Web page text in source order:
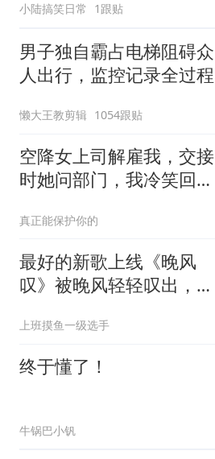
小陆搞笑日常 1跟贴
男子独自霸占电梯阻碍众
人出行，监控记录全过程
懒大王教剪辑 1054跟贴
空降女上司解雇我，交接
时她问部门，我冷笑回
真正能保护你的
最好的新歌上线《晚风
叹》被晚风轻轻叹出，散
上班摸鱼一级选手
终于懂了！
牛锅巴小钒